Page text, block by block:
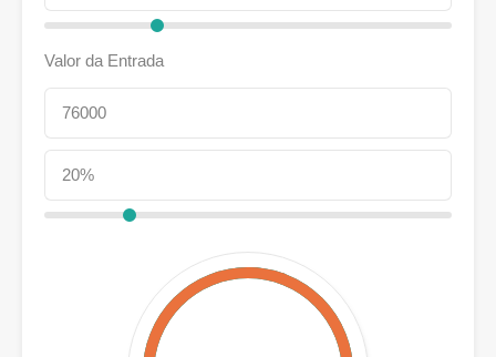
Valor da Entrada